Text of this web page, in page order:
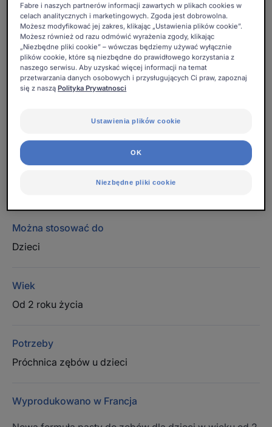
ochronna przed próchnicą. Zapewnia wzmocnioną
ochronę szkliwa zębów mlecznych przed ubytkami.
Większość testujących ją dzieci docenia jej bananowy
smak*.
Pomaga wzmocnić i chronić zęby przed próchnicą
do 6 lat. Smak bananowy.
Można stosować do
Dzieci
Wiek
Od 2 roku życia
Potrzeby
Próchnica zębów u dzieci
Wyprodukowano w Francja
Fabre i naszych partnerów informacji zawartych w plikach cookies w
celach analitycznych i marketingowych. Zgoda jest dobrowolna.
Możesz modyfikować jej zakres, klikając „Ustawienia plików cookie”.
Możesz również od razu odmówić wyrażenia zgody, klikając
„Niezbędne pliki cookie” – wówczas będziemy używać wyłącznie
plików cookie, które są niezbędne do prawidłowego korzystania z
naszego serwisu. Aby uzyskać więcej informacji na temat
przetwarzania danych osobowych i przysługujących Ci praw, zapoznaj
się z nasząPolityka Prywatnosci
Ustawienia plików cookie
Niezbędne pliki cookie
OK